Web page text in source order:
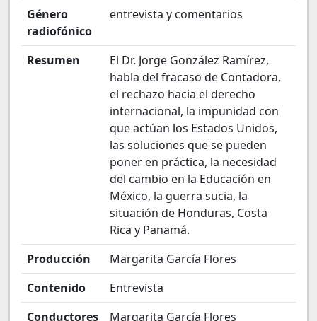
Género
radiofónico
entrevista y comentarios
Resumen
El Dr. Jorge González Ramírez,
habla del fracaso de Contadora,
el rechazo hacia el derecho
internacional, la impunidad con
que actúan los Estados Unidos,
las soluciones que se pueden
poner en práctica, la necesidad
del cambio en la Educación en
México, la guerra sucia, la
situación de Honduras, Costa
Rica y Panamá.
Producción
Margarita García Flores
Contenido
Entrevista
Conductores
Margarita García Flores